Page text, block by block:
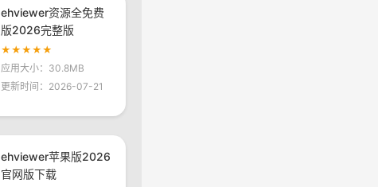
ehviewer资源全免费
版2026完整版
★★★★★
应用大小：30.8MB
更新时间：2026-07-21
ehviewer苹果版2026
官网版下载